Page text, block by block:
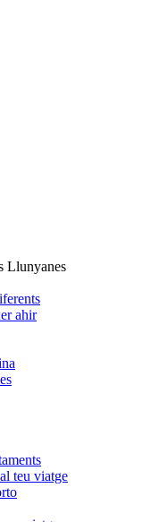
Llunyanes
ahir
teu viatge